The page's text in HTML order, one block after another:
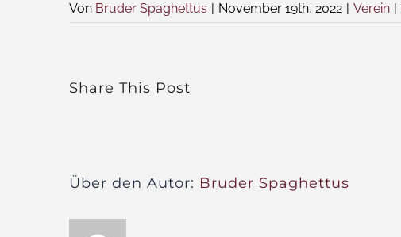
Von Bruder Spaghettus | November 19th, 2022 | Verein |
Share This Post
Über den Autor: Bruder Spaghettus